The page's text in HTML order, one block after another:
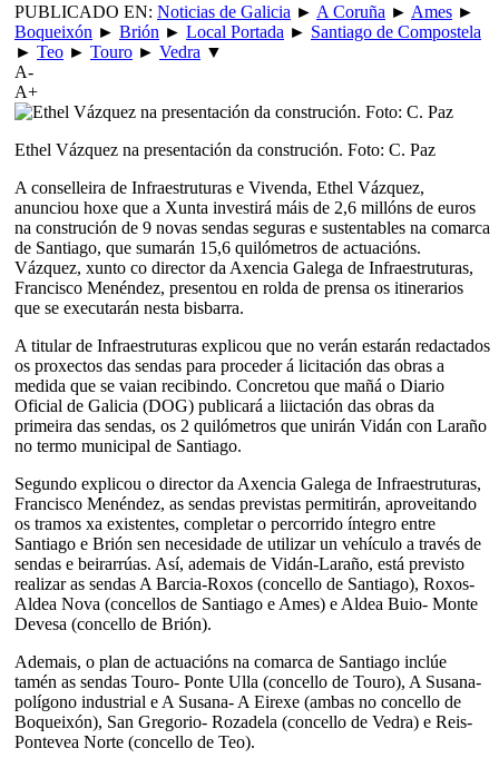
PUBLICADO EN: Noticias de Galicia ► A Coruña ► Ames ►
Boqueixón ► Brión ► Local Portada ► Santiago de Compostela
► Teo ► Touro ► Vedra ▼
A-
A+
Ethel Vázquez na presentación da construción. Foto: C. Paz
A conselleira de Infraestruturas e Vivenda, Ethel Vázquez,
anunciou hoxe que a Xunta investirá máis de 2,6 millóns de euros
na construción de 9 novas sendas seguras e sustentables na comarca
de Santiago, que sumarán 15,6 quilómetros de actuacións.
Vázquez, xunto co director da Axencia Galega de Infraestruturas,
Francisco Menéndez, presentou en rolda de prensa os itinerarios
que se executarán nesta bisbarra.
A titular de Infraestruturas explicou que no verán estarán redactados
os proxectos das sendas para proceder á licitación das obras a
medida que se vaian recibindo. Concretou que mañá o Diario
Oficial de Galicia (DOG) publicará a liictación das obras da
primeira das sendas, os 2 quilómetros que unirán Vidán con Laraño
no termo municipal de Santiago.
Segundo explicou o director da Axencia Galega de Infraestruturas,
Francisco Menéndez, as sendas previstas permitirán, aproveitando
os tramos xa existentes, completar o percorrido íntegro entre
Santiago e Brión sen necesidade de utilizar un vehículo a través de
sendas e beirarrúas. Así, ademais de Vidán-Laraño, está previsto
realizar as sendas A Barcia-Roxos (concello de Santiago), Roxos-
Aldea Nova (concellos de Santiago e Ames) e Aldea Buio- Monte
Devesa (concello de Brión).
Ademais, o plan de actuacións na comarca de Santiago inclúe
tamén as sendas Touro- Ponte Ulla (concello de Touro), A Susana-
polígono industrial e A Susana- A Eirexe (ambas no concello de
Boqueixón), San Gregorio- Rozadela (concello de Vedra) e Reis-
Pontevea Norte (concello de Teo).